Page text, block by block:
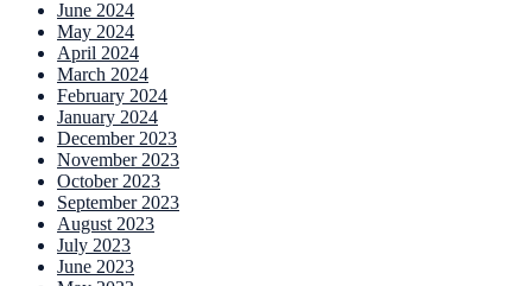
June 2024
May 2024
April 2024
March 2024
February 2024
January 2024
December 2023
November 2023
October 2023
September 2023
August 2023
July 2023
June 2023